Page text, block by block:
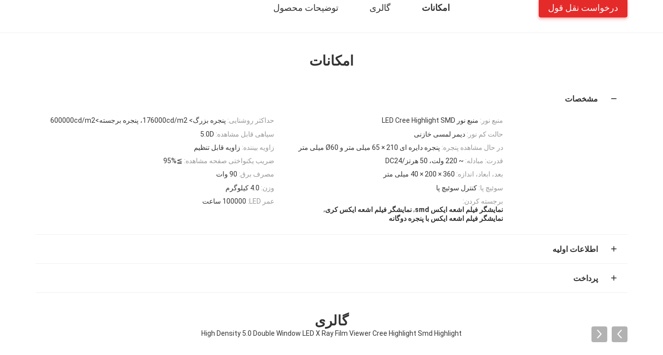
امکانات گالری توضیحات محصول درخواست نقل قول
امکانات
مشخصات
حداکثر روشنایی: پنجره بزرگ> 176000cd/m2، پنجره برجسته>600000cd/m2 منبع نور: منبع نور LED Cree Highlight SMD
سیاهی قابل مشاهده: 5.0D حالت کم نور: دیمر لمسی خازنی
زاویه بیننده: زاویه قابل تنظیم در حال مشاهده پنجره: پنجره دایره ای 210 × 65 میلی متر و Ø60 میلی متر
ضریب یکنواختی صفحه مشاهده: ≧95% قدرت: مبادله: ~ 220 ولت، 50 هرتز/DC24
مصرف برق: 90 وات بعد، ابعاد، اندازه: 360 × 200 × 40 میلی متر
وزن: 4.0 کیلوگرم سوئیچ پا: کنترل سوئیچ پا
عمر LED:
100000 ساعت
برجسته کردن:
نمایشگر فیلم اشعه ایکس smd
,نمایشگر فیلم اشعه ایکس کری,
نمایشگر فیلم اشعه ایکس با پنجره دوگانه
اطلاعات اولیه
پرداخت
گالری
High Density 5.0 Double Window LED X Ray Film Viewer Cree Highlight Smd Highlight